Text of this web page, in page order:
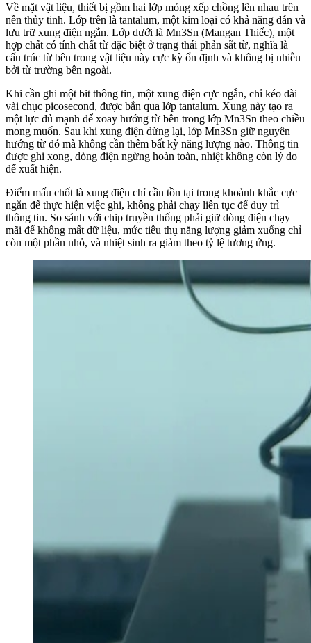
Về mặt vật liệu, thiết bị gồm hai lớp mỏng xếp chồng lên nhau trên
nền thủy tinh. Lớp trên là tantalum, một kim loại có khả năng dẫn và
lưu trữ xung điện ngắn. Lớp dưới là Mn3Sn (Mangan Thiếc), một
hợp chất có tính chất từ đặc biệt ở trạng thái phản sắt từ, nghĩa là
cấu trúc từ bên trong vật liệu này cực kỳ ổn định và không bị nhiễu
bởi từ trường bên ngoài.
Khi cần ghi một bit thông tin, một xung điện cực ngắn, chỉ kéo dài
vài chục picosecond, được bắn qua lớp tantalum. Xung này tạo ra
một lực đủ mạnh để xoay hướng từ bên trong lớp Mn3Sn theo chiều
mong muốn. Sau khi xung điện dừng lại, lớp Mn3Sn giữ nguyên
hướng từ đó mà không cần thêm bất kỳ năng lượng nào. Thông tin
được ghi xong, dòng điện ngừng hoàn toàn, nhiệt không còn lý do
để xuất hiện.
Điểm mấu chốt là xung điện chỉ cần tồn tại trong khoảnh khắc cực
ngắn để thực hiện việc ghi, không phải chạy liên tục để duy trì
thông tin. So sánh với chip truyền thống phải giữ dòng điện chạy
mãi để không mất dữ liệu, mức tiêu thụ năng lượng giảm xuống chỉ
còn một phần nhỏ, và nhiệt sinh ra giảm theo tỷ lệ tương ứng.